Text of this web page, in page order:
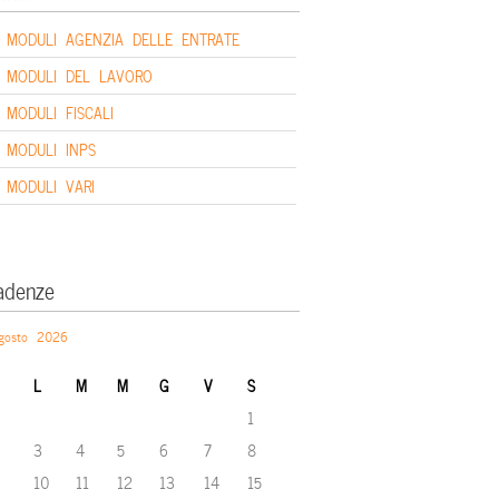
MODULI AGENZIA DELLE ENTRATE
MODULI DEL LAVORO
MODULI FISCALI
MODULI INPS
MODULI VARI
2026
L M M G V S
1
3 4 5 6 7
8
10 11 12 13 14
15